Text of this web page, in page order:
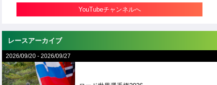
YouTubeチャンネルへ
レースアーカイブ
2026/09/20 -2026/09/27